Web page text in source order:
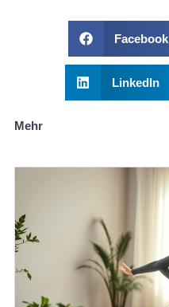
Facebook
LinkedIn
Mehr